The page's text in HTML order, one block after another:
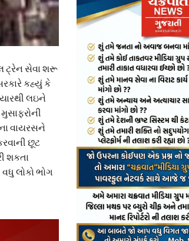
ટ્રેન સેવા શરૂ
કહ્યું કે
લઇને
વાયરસને
છૂટ
શકતા
લોકો ભોગ